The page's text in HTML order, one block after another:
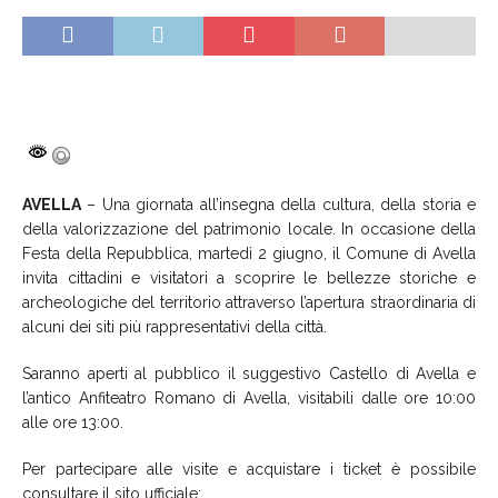
AVELLA – Una giornata all’insegna della cultura, della storia e
della valorizzazione del patrimonio locale. In occasione della
Festa della Repubblica, martedì 2 giugno, il Comune di Avella
invita cittadini e visitatori a scoprire le bellezze storiche e
archeologiche del territorio attraverso l’apertura straordinaria di
alcuni dei siti più rappresentativi della città.
Saranno aperti al pubblico il suggestivo Castello di Avella e
l’antico Anfiteatro Romano di Avella, visitabili dalle ore 10:00
alle ore 13:00.
Per partecipare alle visite e acquistare i ticket è possibile
consultare il sito ufficiale: